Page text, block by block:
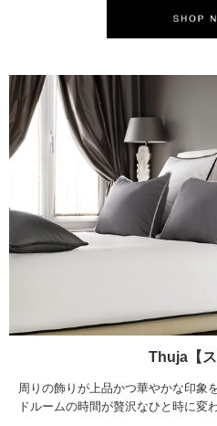
Thuja【ス
周りの飾りが上品かつ華やかな印象
ドルームの時間が贅沢なひと時に変